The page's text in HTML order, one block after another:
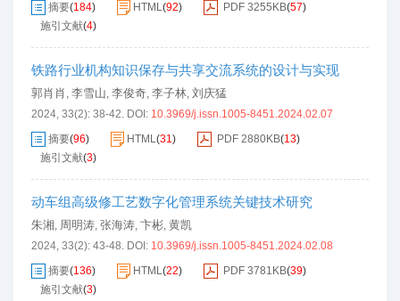
摘要(184) HTML(92) PDF 3255KB(57)
施引文献(4)
铁路行业机构知识保存与共享交流系统的设计与实现
郭肖肖 , 李雪山, 李俊奇, 李子林, 刘庆猛
2024, 33(2): 38-42. DOI: 10.3969/j.issn.1005-8451.2024.02.07
摘要(96) HTML(31) PDF 2880KB(13)
施引文献(3)
动车组高级修工艺数字化管理系统关键技术研究
朱湘 周明涛 张海涛 卞彬 黄凯
2024, 33(2): 43-48. DOI: 10.3969/j.issn.1005-8451.2024.02.08
摘要(136) HTML (22) PDF 3781KB(39)
施引文献(3)